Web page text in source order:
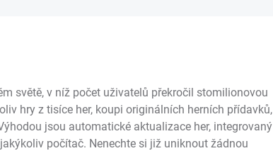
světě, v níž počet uživatelů překročil stomilionovou
hry z tisíce her, koupi originálních herních přídavků,
jsou automatické aktualizace her, integrovaný
počítač. Nenechte si již uniknout žádnou